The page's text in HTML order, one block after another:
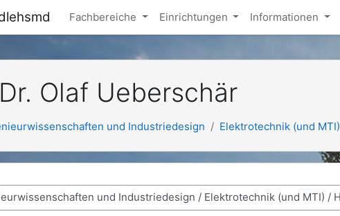
Fachbereiche Einrichtungen Informationen
Olaf Ueberschär
und Industriedesign Elektrotechnik (und MTI)